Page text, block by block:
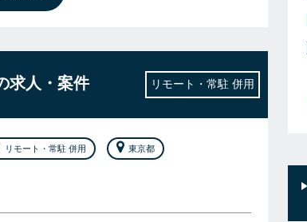
求人・案件 リモート・常駐 併用
リモート・常駐 併用 東京都